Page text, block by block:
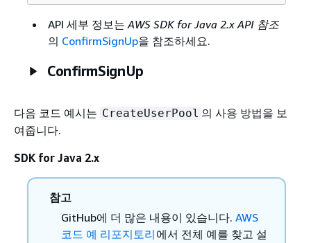
API 세부 정보는AWS SDK for Java 2.x API 참조
의 ConfirmSignUp을 참조하세요.
ConfirmSignUp
다음 코드 예시는 CreateUserPool 의 사용 방법을 보
여줍니다.
SDK for Java 2.x
참고
GitHub에 더 많은 내용이 있습니다. AWS
코드 예 리포지토리 에서 전체 예를 찾고 설